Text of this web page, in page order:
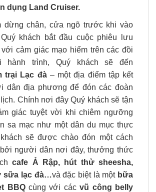
dụng Land Cruiser.
dừng chân, cửa ngõ trước khi vào
khách bắt đầu cuộc phiêu lưu
cảm giác mạo hiểm trên các đồi
hành trình,
Quý khách sẽ đến
trại Lạc đà – một địa điểm tập kết
dân địa phương để đón các đoàn
Chính nơi đây Quý khách sẽ tận
giác tuyệt vời khi chiêm ngưỡng
sa mạc như một dân du mục thực
sẽ được chào đón một cách
người dân nơi đây, thưởng thức
cafe Ả Rập, hút thử sheesha,
sữa lạc đà…và đặc biệt là một bữa
BBQcùng với cácvũ công belly